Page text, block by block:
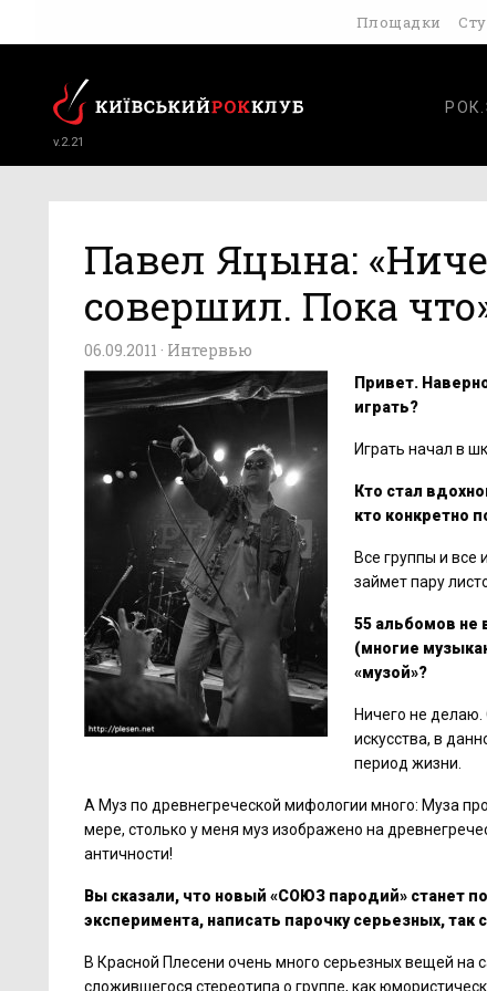
Площадки
v.2.21
Павел Яцына:
совершил. Пока
06.09.2011 · Интервью
Привет.
играть?
Играть начал в
Кто стал
кто конкретно
Все группы и все
займет пару
55 альбомов не
(многие
«музой»?
Ничего не делаю.
искусства, в
период жизни.
А Муз по древнегреческой мифологии много: Муза
мере, столько у меня муз изображено на
античности!
Вы сказали, что новый «СОЮЗ пародий» станет
эксперимента, написать парочку серьезных, так
В Красной Плесени очень много серьезных вещей на
сложившегося стереотипа о группе, как